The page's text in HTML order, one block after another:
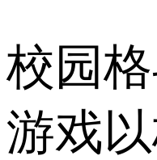
校园格
游戏